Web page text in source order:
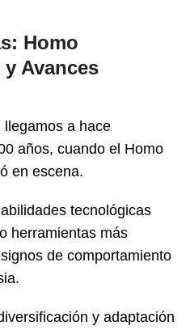
Homo
Avances
a hace
años, cuando el Homo
en escena.
tecnológicas
herramientas más
de comportamiento
y adaptación